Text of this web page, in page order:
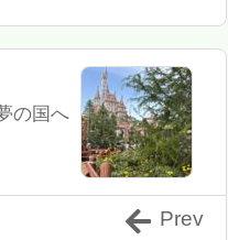
の国へ
Prev